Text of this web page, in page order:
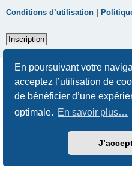
En poursuivant votre
acceptez l’utilisation de
de bénéficier d’une
optimale. En savoir plus…
Conditions d’utilisation
Inscription
Développé par phpBB®
Traduction
Prosilver